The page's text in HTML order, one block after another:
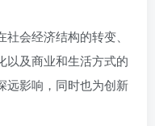
会经济结构的转变、
以及商业和生活方式的
远影响，同时也为创新